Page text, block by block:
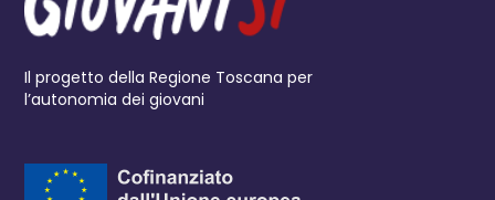
Il progetto della Regione Toscana per
l’autonomia dei giovani